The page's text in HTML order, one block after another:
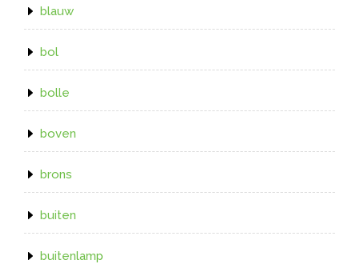
blauw
bol
bolle
boven
brons
buiten
buitenlamp